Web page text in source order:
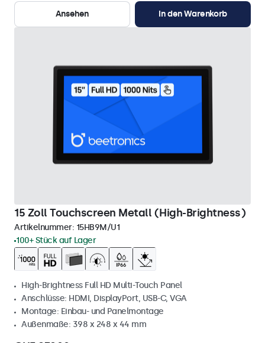
Ansehen In den Warenkorb
15 Zoll Touchscreen Metall (High-Brightness)
Artikelnummer: 15HB9M/U1
100+ Stück auf Lager
High-Brightness Full HD Multi-Touch Panel
Anschlüsse: HDMI, DisplayPort, USB-C, VGA
Montage: Einbau- und Panelmontage
Außenmaße: 398 x 248 x 44 mm